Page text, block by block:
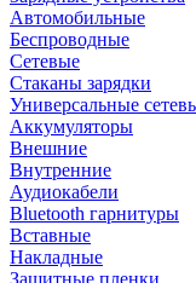
Автомобильные
Беспроводные
Сетевые
Стаканы зарядки
Универсальные
Аккумуляторы
Внешние
Внутренние
Аудиокабели
Bluetooth гарнитуры
Вставные
Накладные
Защитные пленки